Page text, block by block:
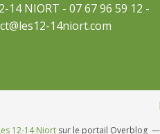
14 NIORT - 07 67 96 59 12 -
14niort.com
12-14 Niort sur le portail Overblog